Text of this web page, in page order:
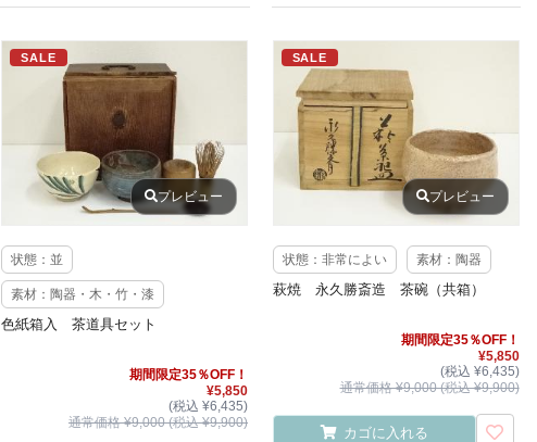
SALE
プレビュー
状態：並
素材：陶器・木・竹・漆
色紙箱入 茶道具セット
期間限定35％OFF！
¥5,850
(税込 ¥6,435)
通常価格 ¥9,000 (税込 ¥9,900)
SALE
プレビュー
状態：非常によい 素材：陶器
萩焼 永久勝斎造 茶碗（共箱）
期間限定35％OFF！
¥5,850
(税込 ¥6,435)
通常価格 ¥9,000 (税込 ¥9,900)
カゴに入れる